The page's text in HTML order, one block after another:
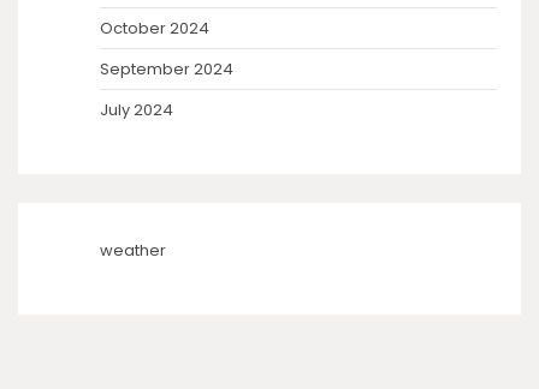
October 2024
September 2024
July 2024
weather